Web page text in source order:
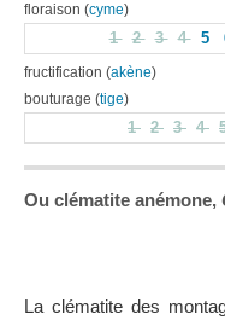
floraison (cyme)
1 2 3 4 5
fructification (akène)
bouturage (tige)
1 2 3 4
Ou clématite anémone,
La clématite des